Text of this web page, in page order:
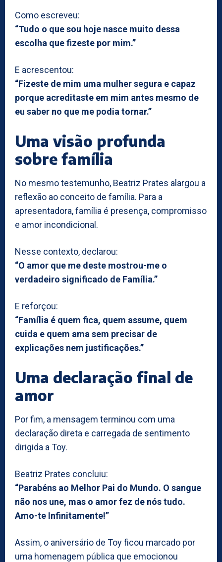
Como escreveu:
“Tudo o que sou hoje nasce muito dessa
escolha que fizeste por mim.”
E acrescentou:
“Fizeste de mim uma mulher segura e capaz
porque acreditaste em mim antes mesmo de
eu saber no que me podia tornar.”
Uma visão profunda
sobre família
No mesmo testemunho, Beatriz Prates alargou a
reflexão ao conceito de família. Para a
apresentadora, família é presença, compromisso
e amor incondicional.
Nesse contexto, declarou:
“O amor que me deste mostrou-me o
verdadeiro significado de Família.”
E reforçou:
“Família é quem fica, quem assume, quem
cuida e quem ama sem precisar de
explicações nem justificações.”
Uma declaração final de
amor
Por fim, a mensagem terminou com uma
declaração direta e carregada de sentimento
dirigida a Toy.
Beatriz Prates concluiu:
“Parabéns ao Melhor Pai do Mundo. O sangue
não nos une, mas o amor fez de nós tudo.
Amo-te Infinitamente!”
Assim, o aniversário de Toy ficou marcado por
uma homenagem pública que emocionou